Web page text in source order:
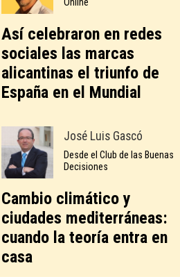
Online
Así celebraron en redes
sociales las marcas
alicantinas el triunfo de
España en el Mundial
José Luis Gascó
Desde el Club de las Buenas
Decisiones
Cambio climático y
ciudades mediterráneas:
cuando la teoría entra en
casa